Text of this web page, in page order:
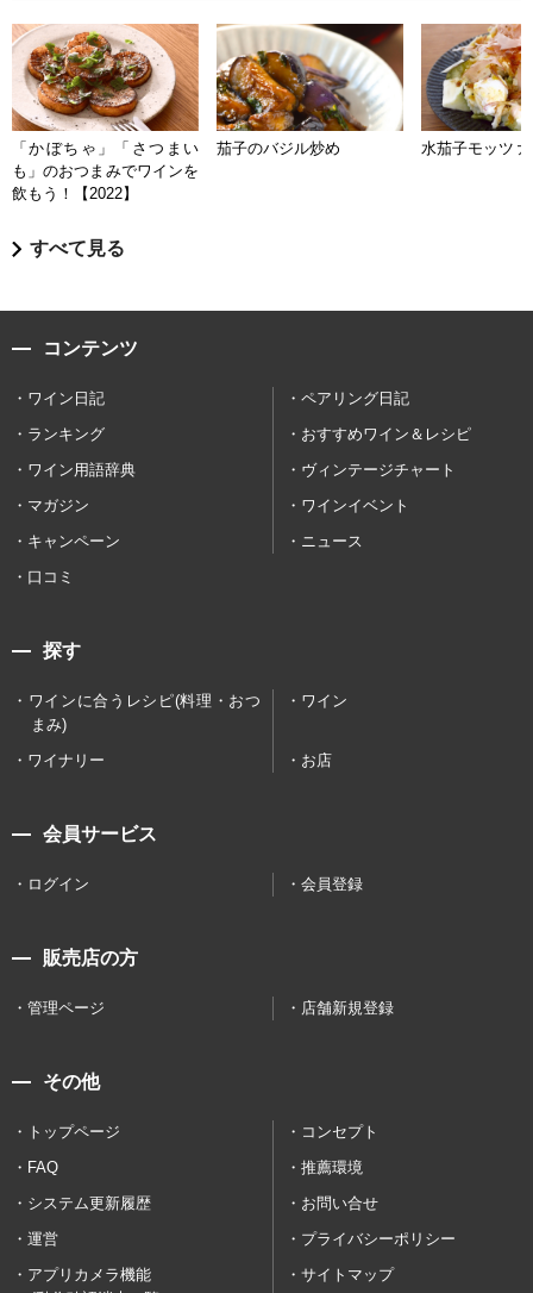
「かぼちゃ」「さつまい
も」のおつまみでワインを
飲もう！【2022】
茄子のバジル炒め 水茄子モッツァ
すべて見る
コンテンツ
ワイン日記
ペアリング日記
ランキング
おすすめワイン＆レシピ
ワイン用語辞典
ヴィンテージチャート
マガジン
ワインイベント
キャンペーン
ニュース
口コミ
探す
ワインに合うレシピ(料理・おつ
まみ)
ワイン
ワイナリー お店
会員サービス
ログイン 会員登録
販売店の方
管理ページ 店舗新規登録
その他
トップページ
コンセプト
FAQ
推薦環境
システム更新履歴
お問い合せ
運営
プライバシーポリシー
アプリカメラ機能
サイトマップ